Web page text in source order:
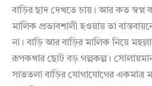
বাড়ির ছাদ দেখতে চায়। আর কত স্বপ্ন
মালিক প্রভাবশালী হওয়ায় তা
না। বাড়ি আর বাড়ির মালিক নিয়ে
রূপকথার ছোট বড় গল্পকল্প। সোলায়মান
সাততলা বাড়ির যোগাযোগের একমাত্র